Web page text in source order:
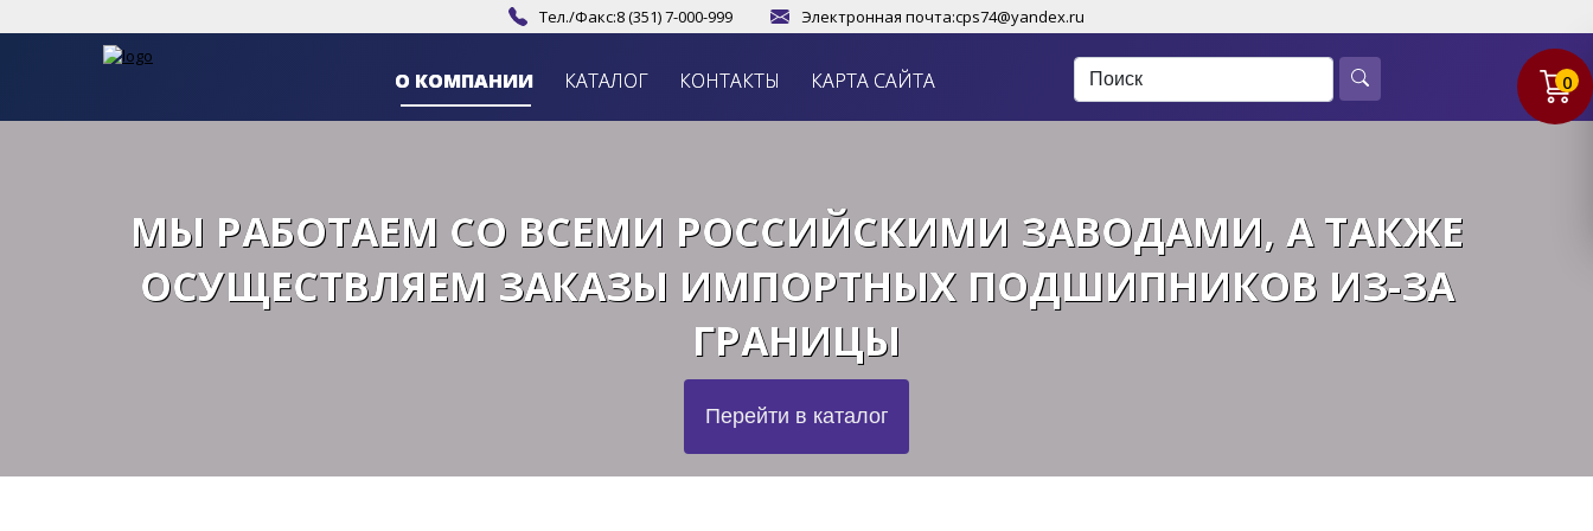
Тел./Факс:8 (351) 7-000-999 Электронная почта:cps74@yandex.ru
О КОМПАНИИ КАТАЛОГ КОНТАКТЫ КАРТА САЙТА
МЫ РАБОТАЕМ СО ВСЕМИ РОССИЙСКИМИ ЗАВОДАМИ, А ТАКЖЕ
ОСУЩЕСТВЛЯЕМ ЗАКАЗЫ ИМПОРТНЫХ ПОДШИПНИКОВ ИЗ-ЗА
ГРАНИЦЫ
Перейти в каталог
0